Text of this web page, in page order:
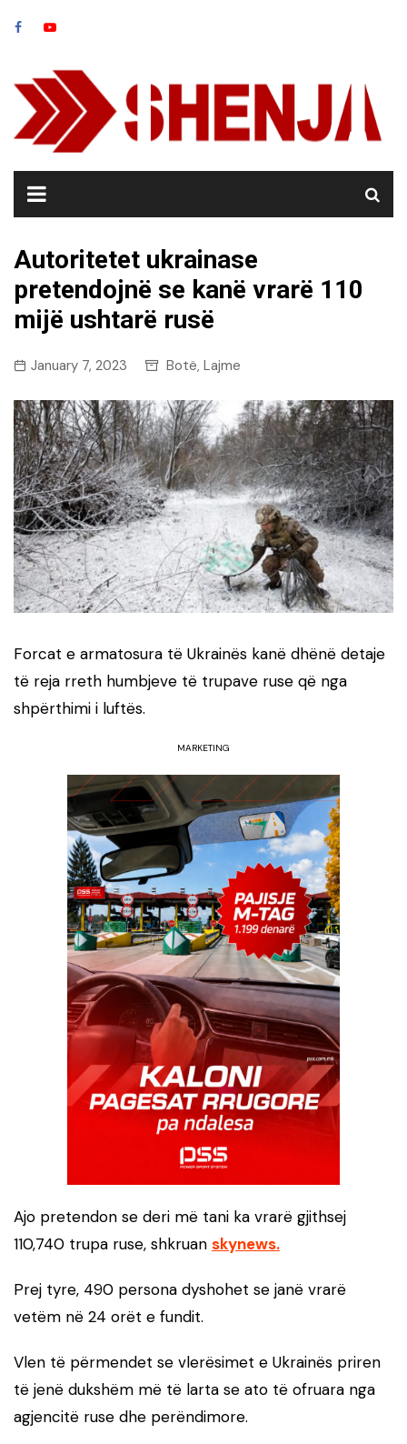
Autoritetet ukrainase
pretendojnë se kanë vrarë 110
mijë ushtarë rusë
January 7, 2023 Botë, Lajme
Forcat e armatosura të Ukrainës kanë dhënë detaje
të reja rreth humbjeve të trupave ruse që nga
shpërthimi i luftës.
MARKETING
Ajo pretendon se deri më tani ka vrarë gjithsej
110,740 trupa ruse, shkruan skynews.
Prej tyre, 490 persona dyshohet se janë vrarë
vetëm në 24 orët e fundit.
Vlen të përmendet se vlerësimet e Ukrainës priren
të jenë dukshëm më të larta se ato të ofruara nga
agjencitë ruse dhe perëndimore.